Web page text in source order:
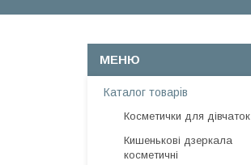
Каталог товарів
Косметички для дівчаток
Кишенькові дзеркала
косметичні